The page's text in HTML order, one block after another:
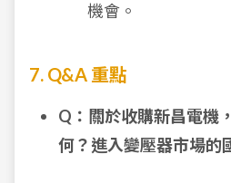
機會。
7. Q&A 重點
Q：關於收購新昌電機
何？進入變壓器市場的